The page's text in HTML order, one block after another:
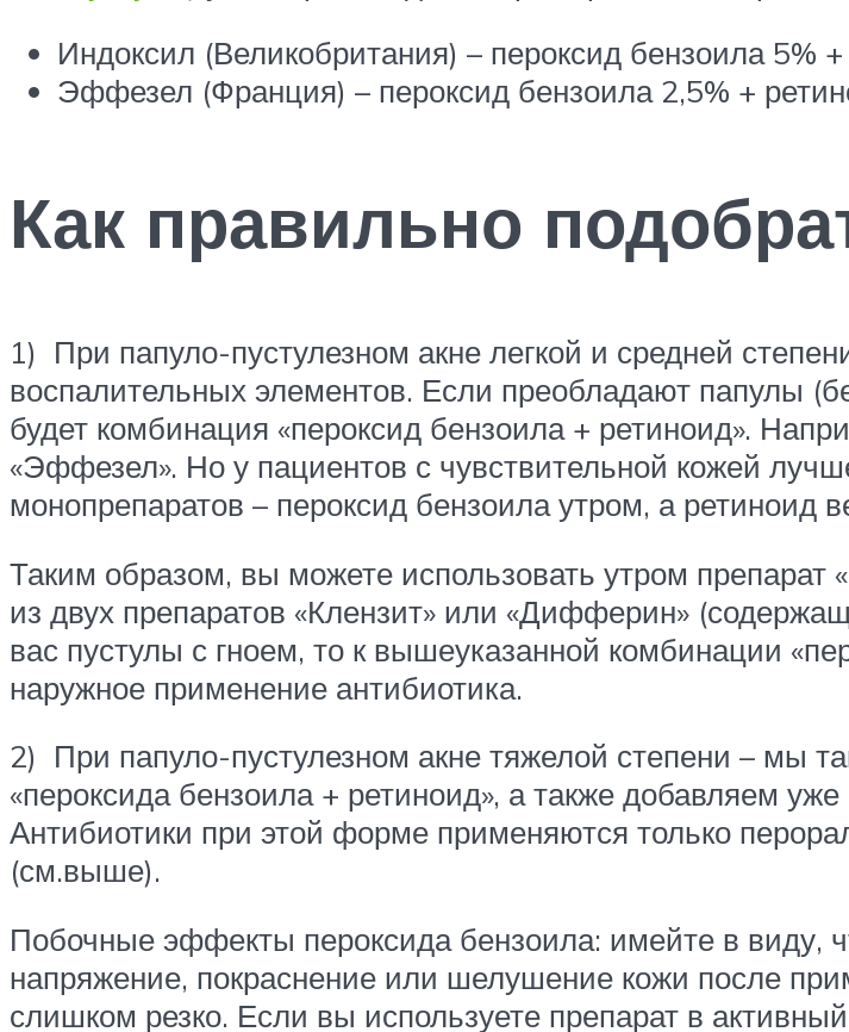
Индоксил (Великобритания) – пероксид бензоила 5%
Эффезел (Франция) – пероксид бензоила 2,5% +
Как правильно
1) При папуло-пустулезном акне легкой и средней
воспалительных элементов. Если преобладают папулы
будет комбинация «пероксид бензоила + ретиноид».
«Эффезел». Но у пациентов с чувствительной кожей
монопрепаратов – пероксид бензоила утром, а ретиноид
Таким образом, вы можете использовать утром препарат
из двух препаратов «Клензит» или «Дифферин»
вас пустулы с гноем, то к вышеуказанной комбинации
наружное применение антибиотика.
2) При папуло-пустулезном акне тяжелой степени – мы
«пероксида бензоила + ретиноид», а также добавляем
Антибиотики при этой форме применяются только
(см.выше).
Побочные эффекты пероксида бензоила: имейте в виду,
напряжение, покраснение или шелушение кожи после
слишком резко. Если вы используете препарат в